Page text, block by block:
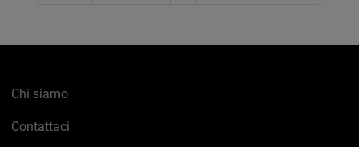
Chi siamo
Contattaci